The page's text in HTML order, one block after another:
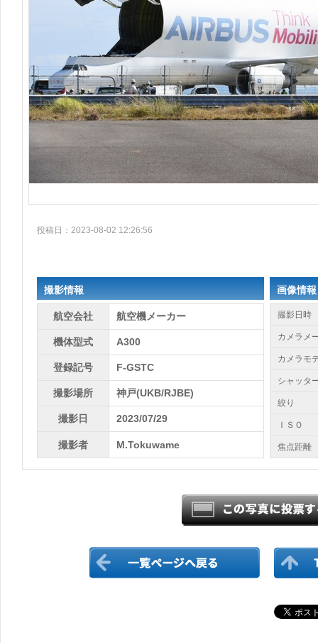
投稿日：2023-08-02 12:26:56
撮影情報
航空会社 航空機メーカー
機体型式 A300
登録記号 F-GSTC
撮影場所 神戸(UKB/RJBE)
撮影日 2023/07/29
撮影者 M.Tokuwame
画像情報
撮影日時
カメラメ
カメラモ
シャッタ
絞り
ＩＳＯ
焦点距離